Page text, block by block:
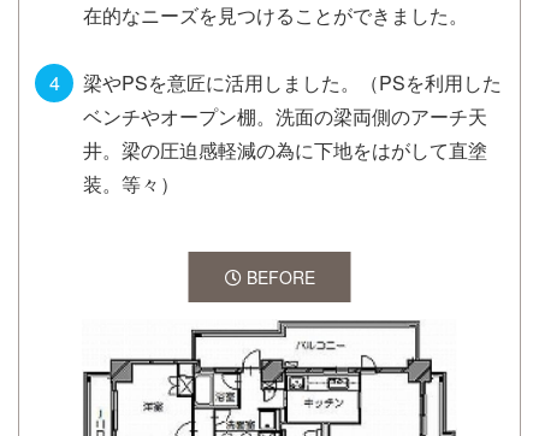
在的なニーズを見つけることができました。
梁やPSを意匠に活用しました。（PSを利用した
ベンチやオープン棚。洗面の梁両側のアーチ天
井。梁の圧迫感軽減の為に下地をはがして直塗
装。等々）
BEFORE